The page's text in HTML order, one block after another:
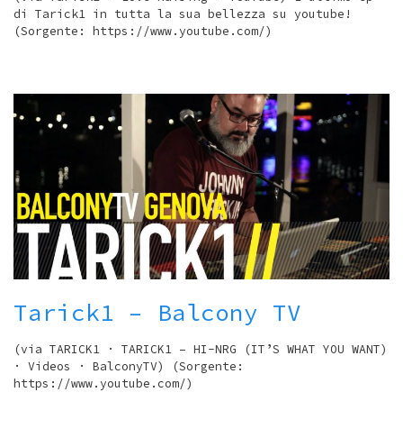
di Tarick1 in tutta la sua bellezza su youtube!
(Sorgente: https://www.youtube.com/)
Tarick1 – Balcony TV
(via TARICK1 · TARICK1 – HI-NRG (IT’S WHAT YOU WANT)
· Videos · BalconyTV) (Sorgente:
https://www.youtube.com/)